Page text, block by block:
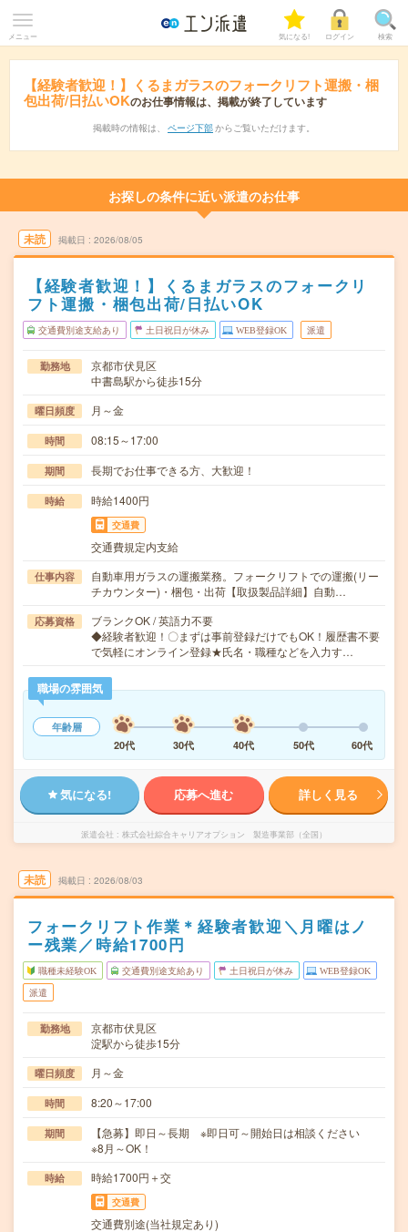
メニュー 気になる! ログイン 検索
【経験者歓迎！】くるまガラスのフォークリフト運搬・梱
包出荷/日払いOKのお仕事情報は、掲載が終了しています
掲載時の情報は、 ページ下部 からご覧いただけます。
お探しの条件に近い派遣のお仕事
未読 掲載日 2026/08/05
【経験者歓迎！】くるまガラスのフォークリ
フト運搬・梱包出荷/日払いOK
交通費別途支給あり 土日祝日が休み WEB登録OK 派遣
勤務地
京都市伏見区
中書島駅から徒歩15分
曜日頻度 月～金
時間 08:15～17:00
期間 長期でお仕事できる方、大歓迎！
時給 時給1400円
交通費
交通費規定内支給
仕事内容
自動車用ガラスの運搬業務。フォークリフトでの運搬(リー
チカウンター)・梱包・出荷【取扱製品詳細】自動…
応募資格
ブランクOK / 英語力不要
◆経験者歓迎！〇まずは事前登録だけでもOK！履歴書不要
で気軽にオンライン登録★氏名・職種などを入力す…
職場の雰囲気
年齢層
20代
30代 40代 50代 60代
気になる! 応募へ進む 詳しく見る
派遣会社 株式会社綜合キャリアオプション 製造事業部（全国）
未読 掲載日 2026/08/03
フォークリフト作業＊経験者歓迎＼月曜はノ
ー残業／時給1700円
職種未経験OK 交通費別途支給あり 土日祝日が休み WEB登録OK
派遣
勤務地
京都市伏見区
淀駅から徒歩15分
曜日頻度 月～金
時間 8:20～17:00
期間
【急募】即日～長期 ※即日可～開始日は相談ください
※8月～OK！
時給 時給1700円＋交
交通費
交通費別途(当社規定あり)